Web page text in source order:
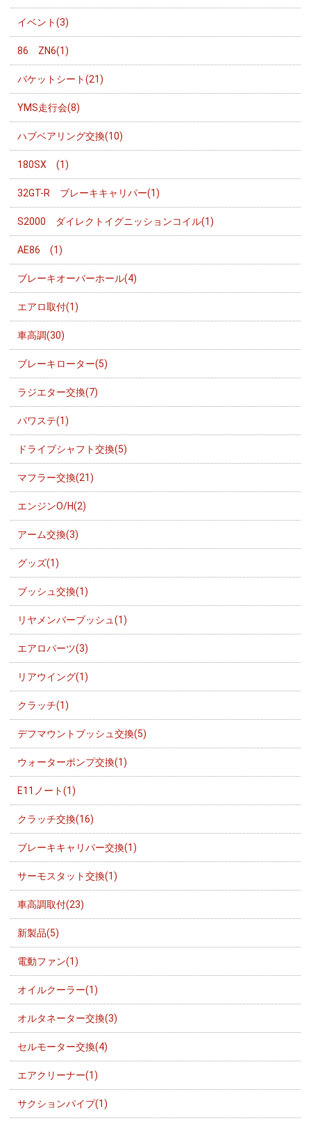
イベント(3)
86 ZN6(1)
バケットシート(21)
YMS走行会(8)
ハブベアリング交換(10)
180SX (1)
32GT-R ブレーキキャリパー(1)
S2000 ダイレクトイグニッションコイル(1)
AE86 (1)
ブレーキオーバーホール(4)
エアロ取付(1)
車高調(30)
ブレーキローター(5)
ラジエター交換(7)
パワステ(1)
ドライブシャフト交換(5)
マフラー交換(21)
エンジンO/H(2)
アーム交換(3)
グッズ(1)
ブッシュ交換(1)
リヤメンバーブッシュ(1)
エアロパーツ(3)
リアウイング(1)
クラッチ(1)
デフマウントブッシュ交換(5)
ウォーターポンプ交換(1)
E11ノート(1)
クラッチ交換(16)
ブレーキキャリパー交換(1)
サーモスタット交換(1)
車高調取付(23)
新製品(5)
電動ファン(1)
オイルクーラー(1)
オルタネーター交換(3)
セルモーター交換(4)
エアクリーナー(1)
サクションパイプ(1)